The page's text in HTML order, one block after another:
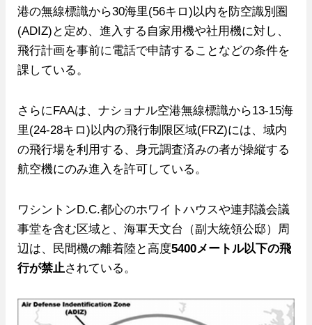
港の無線標識から30海里(56キロ)以内を防空識別圏
(ADIZ)と定め、進入する自家用機や社用機に対し、
飛行計画を事前に電話で申請することなどの条件を
課している。
さらにFAAは、ナショナル空港無線標識から13‐15海
里(24‐28キロ)以内の飛行制限区域(FRZ)には、域内
の飛行場を利用する、身元調査済みの者が操縦する
航空機にのみ進入を許可している。
ワシントンD.C.都心のホワイトハウスや連邦議会議
事堂を含む区域と、海軍天文台（副大統領公邸）周
辺は、民間機の離着陸と高度5400メートル以下の飛
行が禁止されている。